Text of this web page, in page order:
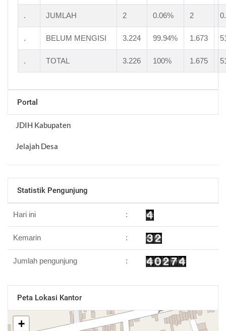
. JUMLAH 2 0.06% 2
. BELUM MENGISI 3.224 99.94% 1.673
. TOTAL 3.226 100% 1.675
Portal
JDIH Kabupaten
Jelajah Desa
Statistik Pengunjung
Hari ini :
Kemarin :
Jumlah pengunjung :
Peta Lokasi Kantor
+